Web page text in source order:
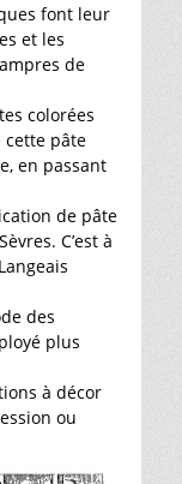
font leur
et les
de
colorées
cette pâte
en passant
de pâte
C’est à
des
plus
à décor
ou